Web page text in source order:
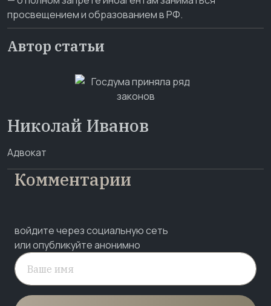
просвещением и образованием в РФ.
Автор статьи
Николай Иванов
Адвокат
Комментарии
войдите через социальную сеть
или опубликуйте анонимно